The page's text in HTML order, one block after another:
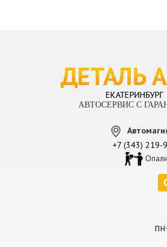
АВТОСЕРВИС С
+7 (343) 219-